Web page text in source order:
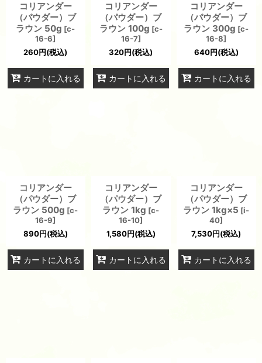
コリアンダー
（パウダー）ブ
ラウン 50g [c-
16-6]
260円(税込)
カートに入れる
コリアンダー
（パウダー）ブ
ラウン 100g [c-
16-7]
320円(税込)
カートに入れる
コリアンダー
（パウダー）ブ
ラウン 300g [c-
16-8]
640円(税込)
カートに入れる
コリアンダー
（パウダー）ブ
ラウン 500g [c-
16-9]
890円(税込)
カートに入れる
コリアンダー
（パウダー）ブ
ラウン 1kg [c-
16-10]
1,580円(税込)
カートに入れる
コリアンダー
（パウダー）ブ
ラウン 1kg×5 [i-
40]
7,530円(税込)
カートに入れる